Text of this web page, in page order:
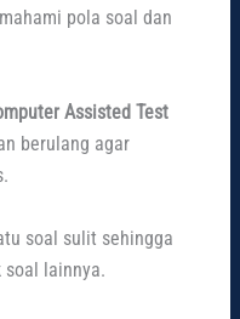
pola soal dan
Assisted Test
berulang agar
soal sulit sehingga
soal lainnya.